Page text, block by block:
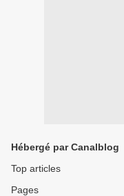
Hébergé par Canalblog
Top articles
Pages